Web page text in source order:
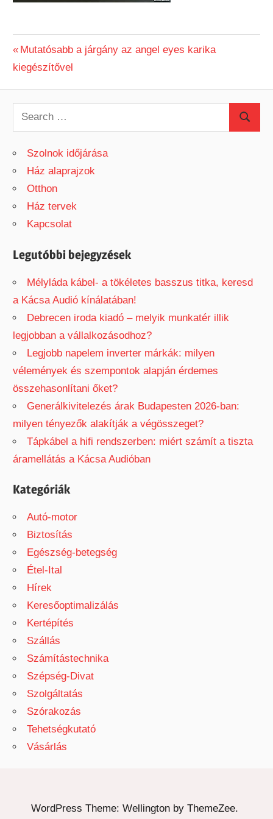
Bejegyzés
navigáció
Previous
Post:
Mutatósabb a járgány az angel eyes karika
kiegészítővel
e
r
Szolnok időjárása
Ház alaprajzok
Otthon
Ház tervek
Kapcsolat
Legutóbbi bejegyzések
Mélyláda kábel- a tökéletes basszus titka, keresd
a Kácsa Audió kínálatában!
Debrecen iroda kiadó – melyik munkatér illik
legjobban a vállalkozásodhoz?
Legjobb napelem inverter márkák: milyen
vélemények és szempontok alapján érdemes
összehasonlítani őket?
Generálkivitelezés árak Budapesten 2026-ban:
milyen tényezők alakítják a végösszeget?
Tápkábel a hifi rendszerben: miért számít a tiszta
áramellátás a Kácsa Audióban
Kategóriák
Autó-motor
Biztosítás
Egészség-betegség
Étel-Ital
Hírek
Keresőoptimalizálás
Kertépítés
Szállás
Számítástechnika
Szépség-Divat
Szolgáltatás
Szórakozás
Tehetségkutató
Vásárlás
WordPress Theme: Wellington by ThemeZee.